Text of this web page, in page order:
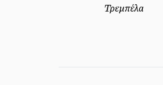
Τρεμπέλα